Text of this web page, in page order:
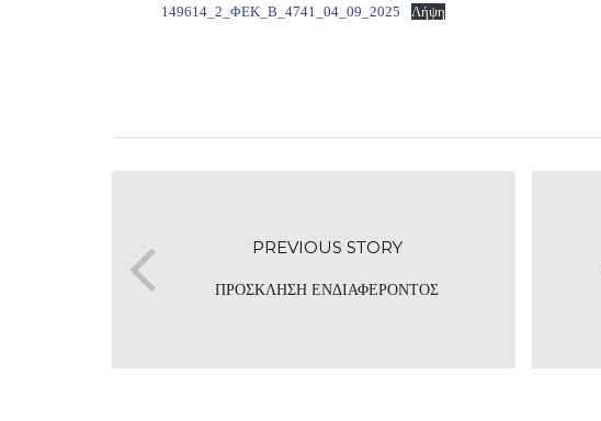
149614_2_ΦΕΚ_Β_4741_04_09_2025 Λήψη
PREVIOUS STORY
ΠΡΟΣΚΛΗΣΗ ΕΝΔΙΑΦΕΡΟΝΤΟΣ